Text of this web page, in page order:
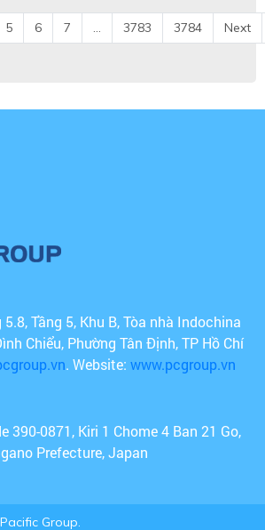
5 6 7 ... 3783 3784 Next
5.8, Tầng 5, Khu B, Tòa nhà Indochina
Chiểu, Phường Tân Định, TP Hồ Chí
. Website: www.pcgroup.vn
390-0871, Kiri 1 Chome 4 Ban 21 Go,
Prefecture, Japan
Group.